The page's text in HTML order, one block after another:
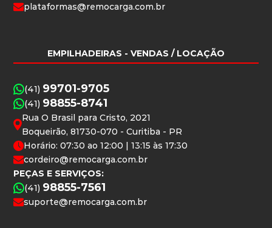
plataformas@remocarga.com.br
EMPILHADEIRAS - VENDAS / LOCAÇÃO
(41) 99701-9705
(41) 98855-8741
Rua O Brasil para Cristo, 2021
Boqueirão, 81730-070 - Curitiba - PR
Horário: 07:30 ao 12:00 | 13:15 às 17:30
cordeiro@remocarga.com.br
PEÇAS E SERVIÇOS:
(41) 98855-7561
suporte@remocarga.com.br